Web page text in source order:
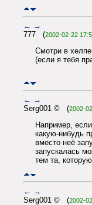
← →
777 (2002-02-22
Смотри в
(если я тебя
← →
Serg001 © (2002-
Например,
какую-нибудь
вместо неё
запускалась
тем та,
← →
Serg001 © (2002-